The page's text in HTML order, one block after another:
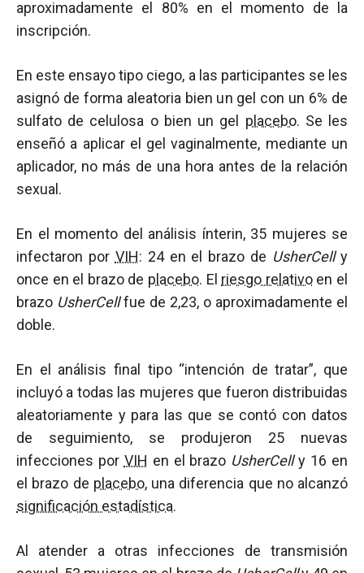
aproximadamente el 80% en el momento de la
inscripción.
En este ensayo tipo ciego, a las participantes se les
asignó de forma aleatoria bien un gel con un 6% de
sulfato de celulosa o bien un gel placebo. Se les
enseñó a aplicar el gel vaginalmente, mediante un
aplicador, no más de una hora antes de la relación
sexual.
En el momento del análisis ínterin, 35 mujeres se
infectaron por VIH: 24 en el brazo de UsherCelly
once en el brazo de placebo. El riesgo relativoen el
brazo UsherCellfue de 2,23, o aproximadamente el
doble.
En el análisis final tipo “intención de tratar”, que
incluyó a todas las mujeres que fueron distribuidas
aleatoriamente y para las que se contó con datos
de seguimiento, se produjeron 25 nuevas
infecciones por VIH en el brazo UsherCelly 16 en
el brazo de placebo, una diferencia que no alcanzó
significación estadística.
Al atender a otras infecciones de transmisión